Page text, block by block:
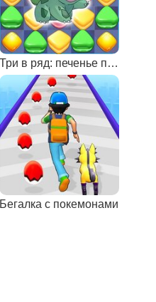
Три в ряд: печенье покемонов
Бегалка с покемонами